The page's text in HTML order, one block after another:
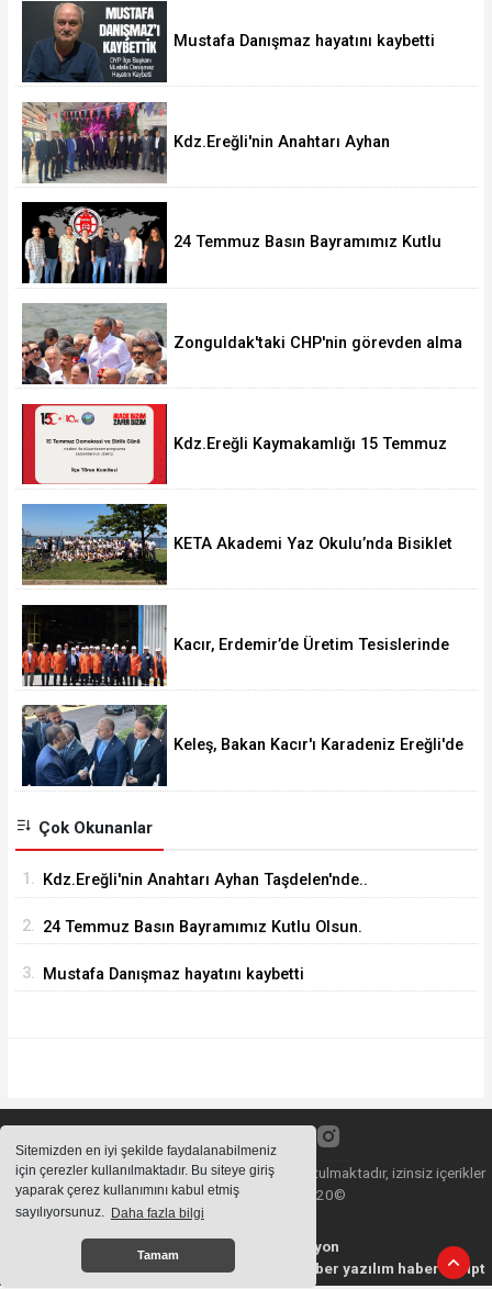
Sitemizden en iyi şekilde faydalanabilmeniz
için çerezler kullanılmaktadır. Bu siteye giriş
yaparak çerez kullanımını kabul etmiş
sayılıyorsunuz. Daha fazla bilgi
Tamam
Mustafa Danışmaz hayatını kaybetti
Kdz.Ereğli'nin Anahtarı Ayhan
24 Temmuz Basın Bayramımız Kutlu
Zonguldak'taki CHP'nin görevden alma
Kdz.Ereğli Kaymakamlığı 15 Temmuz
KETA Akademi Yaz Okulu’nda Bisiklet
Kacır, Erdemir’de Üretim Tesislerinde
Keleş, Bakan Kacır'ı Karadeniz Ereğli'de
Çok Okunanlar
1. Kdz.Ereğli'nin Anahtarı Ayhan Taşdelen'nde..
2. 24 Temmuz Basın Bayramımız Kutlu Olsun.
3. Mustafa Danışmaz hayatını kaybetti
Sitemizde bulunan içeriklerin tüm hakları saklı tutulmaktadır, izinsiz içerikler
kullanılamaz. Copyright 2020©
Haber Yazılımı:
Web Aksiyon
haber yazılımı
haber scripti haber yazılım haber script